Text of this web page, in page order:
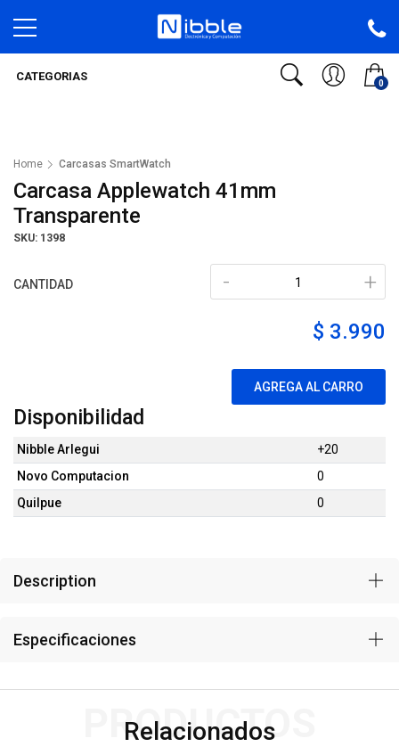
0
CATEGORIAS
Home Carcasas SmartWatch
Carcasa Applewatch 41mm
Transparente
SKU: 1398
CANTIDAD +
-
$ 3.990
AGREGA AL CARRO
Disponibilidad
Nibble Arlegui
+20
Novo Computacion
0
Quilpue
0
Description
Especificaciones
Relacionados
PRODUCTOS